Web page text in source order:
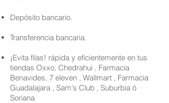
Depósito bancario.
Transferencia bancaria.
¡Evita filas! rápida y eficientemente en tus
tiendas Oxxo, Chedrahui , Farmacia
Benavides, 7 eleven , Wallmart , Farmacia
Guadalajara , Sam's Club , Suburbia ó
Soriana